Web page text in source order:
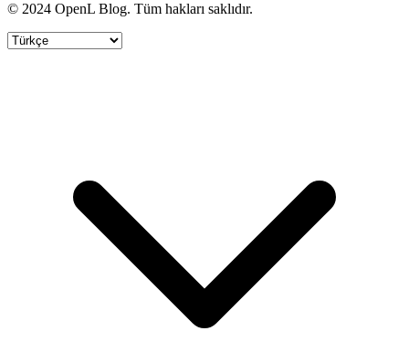
© 2024 OpenL Blog. Tüm hakları saklıdır.